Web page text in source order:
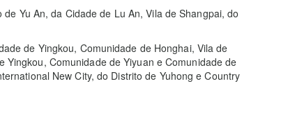
Yu An, da Cidade de Lu An, Vila de Shangpai, do
de Yingkou, Comunidade de Honghai, Vila de
Comunidade de Yiyuan e Comunidade de
New City, do Distrito de Yuhong e Country